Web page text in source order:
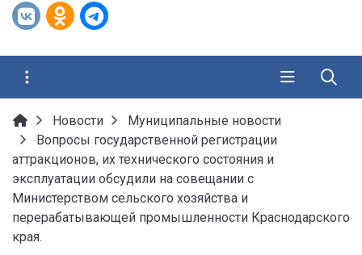
Новости
Муниципальные новости
Вопросы государственной регистрации
аттракционов, их технического состояния и
эксплуатации обсудили на совещании с
Министерством сельского хозяйства и
перерабатывающей промышленности Краснодарского
края.